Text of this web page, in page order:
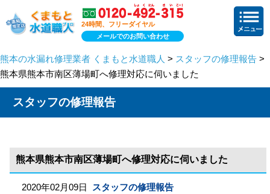
24時間、フリーダイヤル
メールでのお問い合わせ
熊本の水漏れ修理業者 くまもと水道職人 > スタッフの修理報告 >
熊本県熊本市南区薄場町へ修理対応に伺いました
スタッフの修理報告
熊本県熊本市南区薄場町へ修理対応に伺いました
2020年02月09日 スタッフの修理報告